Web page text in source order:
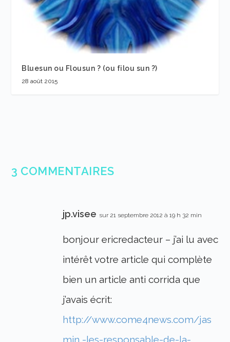
Bluesun ou Flousun ? (ou filou sun ?)
28 août 2015
3 COMMENTAIRES
jp.visee sur 21 septembre 2012 à 19 h 32 min
bonjour ericredacteur – j’ai lu avec
intérêt votre article qui complète
bien un article anti corrida que
j’avais écrit:
http://www.come4news.com/jas
min,-les-responsable-de-la-